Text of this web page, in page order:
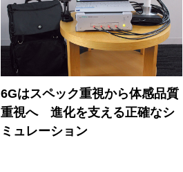
6Gはスペック重視から体感品質
重視へ 進化を支える正確なシ
ミュレーション